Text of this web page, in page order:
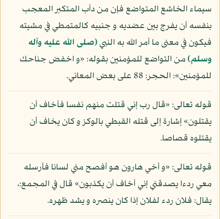
سيماء الخاشع المتواضع فإن من دأب المتكبر المعجب
بنفسه أن يفرج بين عضديه و جنبيه كالمتمطي في مشيته
فيكون في معنى ما أمر الله به النبي(صلى الله عليه وآله
وسلم)من التواضع للمؤمنين بقوله: «و اخفض جناحك
للمؤمنين»: الحجر: 88 على بعض المعاني.
قوله تعالى: «قال رب إني قتلت منهم نفسا فأخاف أن
يقتلون» إشارة إلى قتله القبطي بالوكز و كان يخاف أن
يقتلوه قصاصا.
قوله تعالى: «و أخي هارون هو أفصح مني لسانا فأرسله
معي ردءا يصدقني إني أخاف أن يكذبون» قال في المجمع:،
يقال: فلان ردء لفلان إذا كان ينصره و يشد ظهره.